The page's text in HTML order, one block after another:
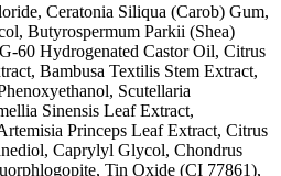
Ceratonia Siliqua (Carob) Gum,
Butyrospermum Parkii (Shea)
60 Hydrogenated Castor Oil, Citrus
Bambusa Textilis Stem Extract,
Scutellaria
Sinensis Leaf Extract,
Princeps Leaf Extract, Citrus
Caprylyl Glycol, Chondrus
Tin Oxide (CI 77861),